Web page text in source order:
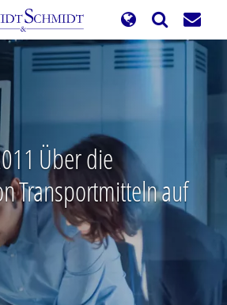
Über die
Transportmitteln auf